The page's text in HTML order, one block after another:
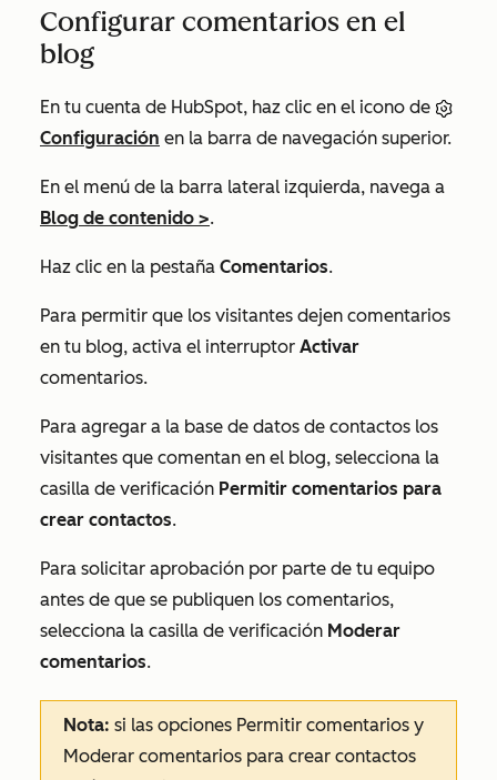
Configurar comentarios en el
blog
En tu cuenta de HubSpot, haz clic en el icono de
Configuración en la barra de navegación superior.
En el menú de la barra lateral izquierda, navega a
Blog de contenido >.
Haz clic en la pestaña Comentarios.
Para permitir que los visitantes dejen comentarios
en tu blog, activa el interruptor Activar
comentarios.
Para agregar a la base de datos de contactos los
visitantes que comentan en el blog, selecciona la
casilla de verificación Permitir comentarios para
crear contactos.
Para solicitar aprobación por parte de tu equipo
antes de que se publiquen los comentarios,
selecciona la casilla de verificación Moderar
comentarios.
Nota: si las opciones Permitir comentarios y
Moderar comentarios para crear contactos